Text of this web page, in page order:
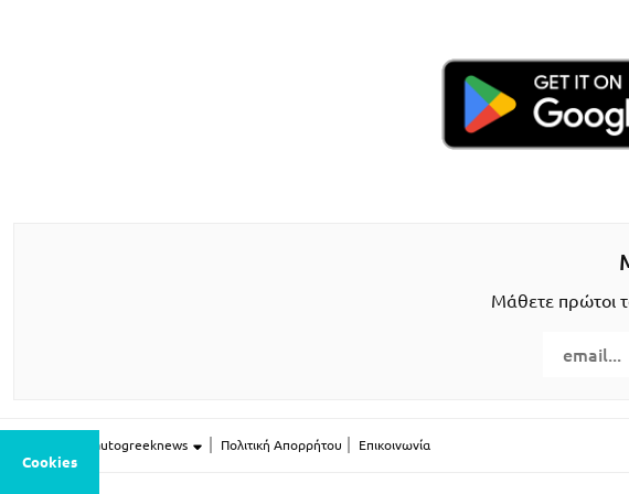
Μάθετε πρώτοι
Περισσότερο autogreeknews Πολιτική Απορρήτου Επικοινωνία
Cookies